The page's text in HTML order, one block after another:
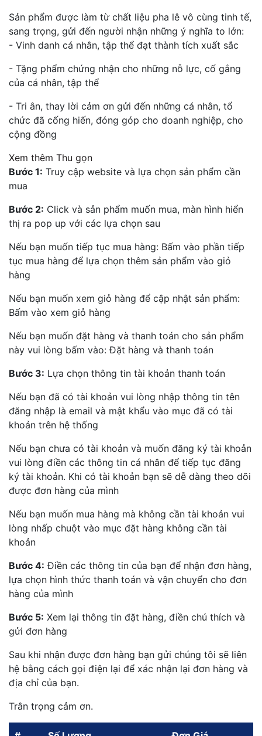
Sản phẩm được làm từ chất liệu pha lê vô cùng tinh tế,
sang trọng, gửi đến người nhận những ý nghĩa to lớn:
- Vinh danh cá nhân, tập thể đạt thành tích xuất sắc
- Tặng phẩm chứng nhận cho những nỗ lực, cố gắng
của cá nhân, tập thể
- Tri ân, thay lời cảm ơn gửi đến những cá nhân, tổ
chức đã cống hiến, đóng góp cho doanh nghiệp, cho
cộng đồng
Xem thêm Thu gọn
Bước 1: Truy cập website và lựa chọn sản phẩm cần
mua
Bước 2: Click và sản phẩm muốn mua, màn hình hiển
thị ra pop up với các lựa chọn sau
Nếu bạn muốn tiếp tục mua hàng: Bấm vào phần tiếp
tục mua hàng để lựa chọn thêm sản phẩm vào giỏ
hàng
Nếu bạn muốn xem giỏ hàng để cập nhật sản phẩm:
Bấm vào xem giỏ hàng
Nếu bạn muốn đặt hàng và thanh toán cho sản phẩm
này vui lòng bấm vào: Đặt hàng và thanh toán
Bước 3: Lựa chọn thông tin tài khoản thanh toán
Nếu bạn đã có tài khoản vui lòng nhập thông tin tên
đăng nhập là email và mật khẩu vào mục đã có tài
khoản trên hệ thống
Nếu bạn chưa có tài khoản và muốn đăng ký tài khoản
vui lòng điền các thông tin cá nhân để tiếp tục đăng
ký tài khoản. Khi có tài khoản bạn sẽ dễ dàng theo dõi
được đơn hàng của mình
Nếu bạn muốn mua hàng mà không cần tài khoản vui
lòng nhấp chuột vào mục đặt hàng không cần tài
khoản
Bước 4: Điền các thông tin của bạn để nhận đơn hàng,
lựa chọn hình thức thanh toán và vận chuyển cho đơn
hàng của mình
Bước 5: Xem lại thông tin đặt hàng, điền chú thích và
gửi đơn hàng
Sau khi nhận được đơn hàng bạn gửi chúng tôi sẽ liên
hệ bằng cách gọi điện lại để xác nhận lại đơn hàng và
địa chỉ của bạn.
Trân trọng cảm ơn.